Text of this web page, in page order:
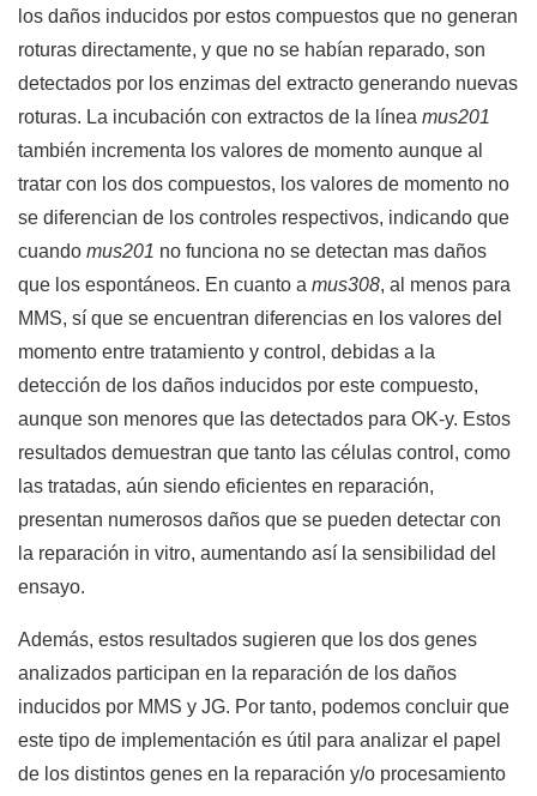
los daños inducidos por estos compuestos que no generan
roturas directamente, y que no se habían reparado, son
detectados por los enzimas del extracto generando nuevas
roturas. La incubación con extractos de la línea mus201
también incrementa los valores de momento aunque al
tratar con los dos compuestos, los valores de momento no
se diferencian de los controles respectivos, indicando que
cuando mus201 no funciona no se detectan mas daños
que los espontáneos. En cuanto a mus308, al menos para
MMS, sí que se encuentran diferencias en los valores del
momento entre tratamiento y control, debidas a la
detección de los daños inducidos por este compuesto,
aunque son menores que las detectados para OK-y. Estos
resultados demuestran que tanto las células control, como
las tratadas, aún siendo eficientes en reparación,
presentan numerosos daños que se pueden detectar con
la reparación in vitro, aumentando así la sensibilidad del
ensayo.
Además, estos resultados sugieren que los dos genes
analizados participan en la reparación de los daños
inducidos por MMS y JG. Por tanto, podemos concluir que
este tipo de implementación es útil para analizar el papel
de los distintos genes en la reparación y/o procesamiento